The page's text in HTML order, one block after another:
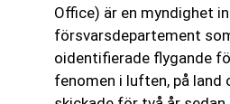
Office) är en myndighet
försvarsdepartement
oidentifierade flygande
fenomen i luften, på land